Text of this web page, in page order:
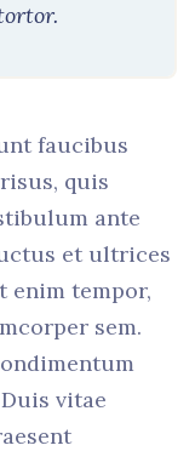
faucibus
quis
ante
et ultrices
enim tempor,
sem.
vitae